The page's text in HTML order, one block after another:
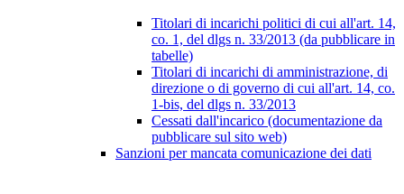
Titolari di incarichi politici di cui all'art. 14,
co. 1, del dlgs n. 33/2013 (da pubblicare in
tabelle)
Titolari di incarichi di amministrazione, di
direzione o di governo di cui all'art. 14, co.
1-bis, del dlgs n. 33/2013
Cessati dall'incarico (documentazione da
pubblicare sul sito web)
Sanzioni per mancata comunicazione dei dati